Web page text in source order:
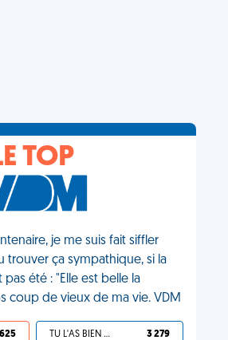
TOP
je me suis fait siffler
trouver ça sympathique, si la
été : "Elle est belle la
coup de vieux de ma vie. VDM
TU L'AS BIEN MÉRITÉ 3 279